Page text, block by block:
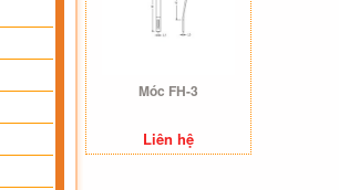
Móc FH-3
Liên hệ